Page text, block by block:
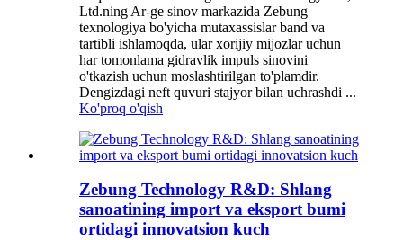
Ltd.ning Ar-ge sinov markazida Zebung
texnologiya bo'yicha mutaxassislar band va
tartibli ishlamoqda, ular xorijiy mijozlar uchun
har tomonlama gidravlik impuls sinovini
o'tkazish uchun moslashtirilgan to'plamdir.
Dengizdagi neft quvuri stajyor bilan uchrashdi ...
Ko'proq o'qish
Zebung Technology R&D: Shlang
sanoatining import va eksport bumi
ortidagi innovatsion kuch